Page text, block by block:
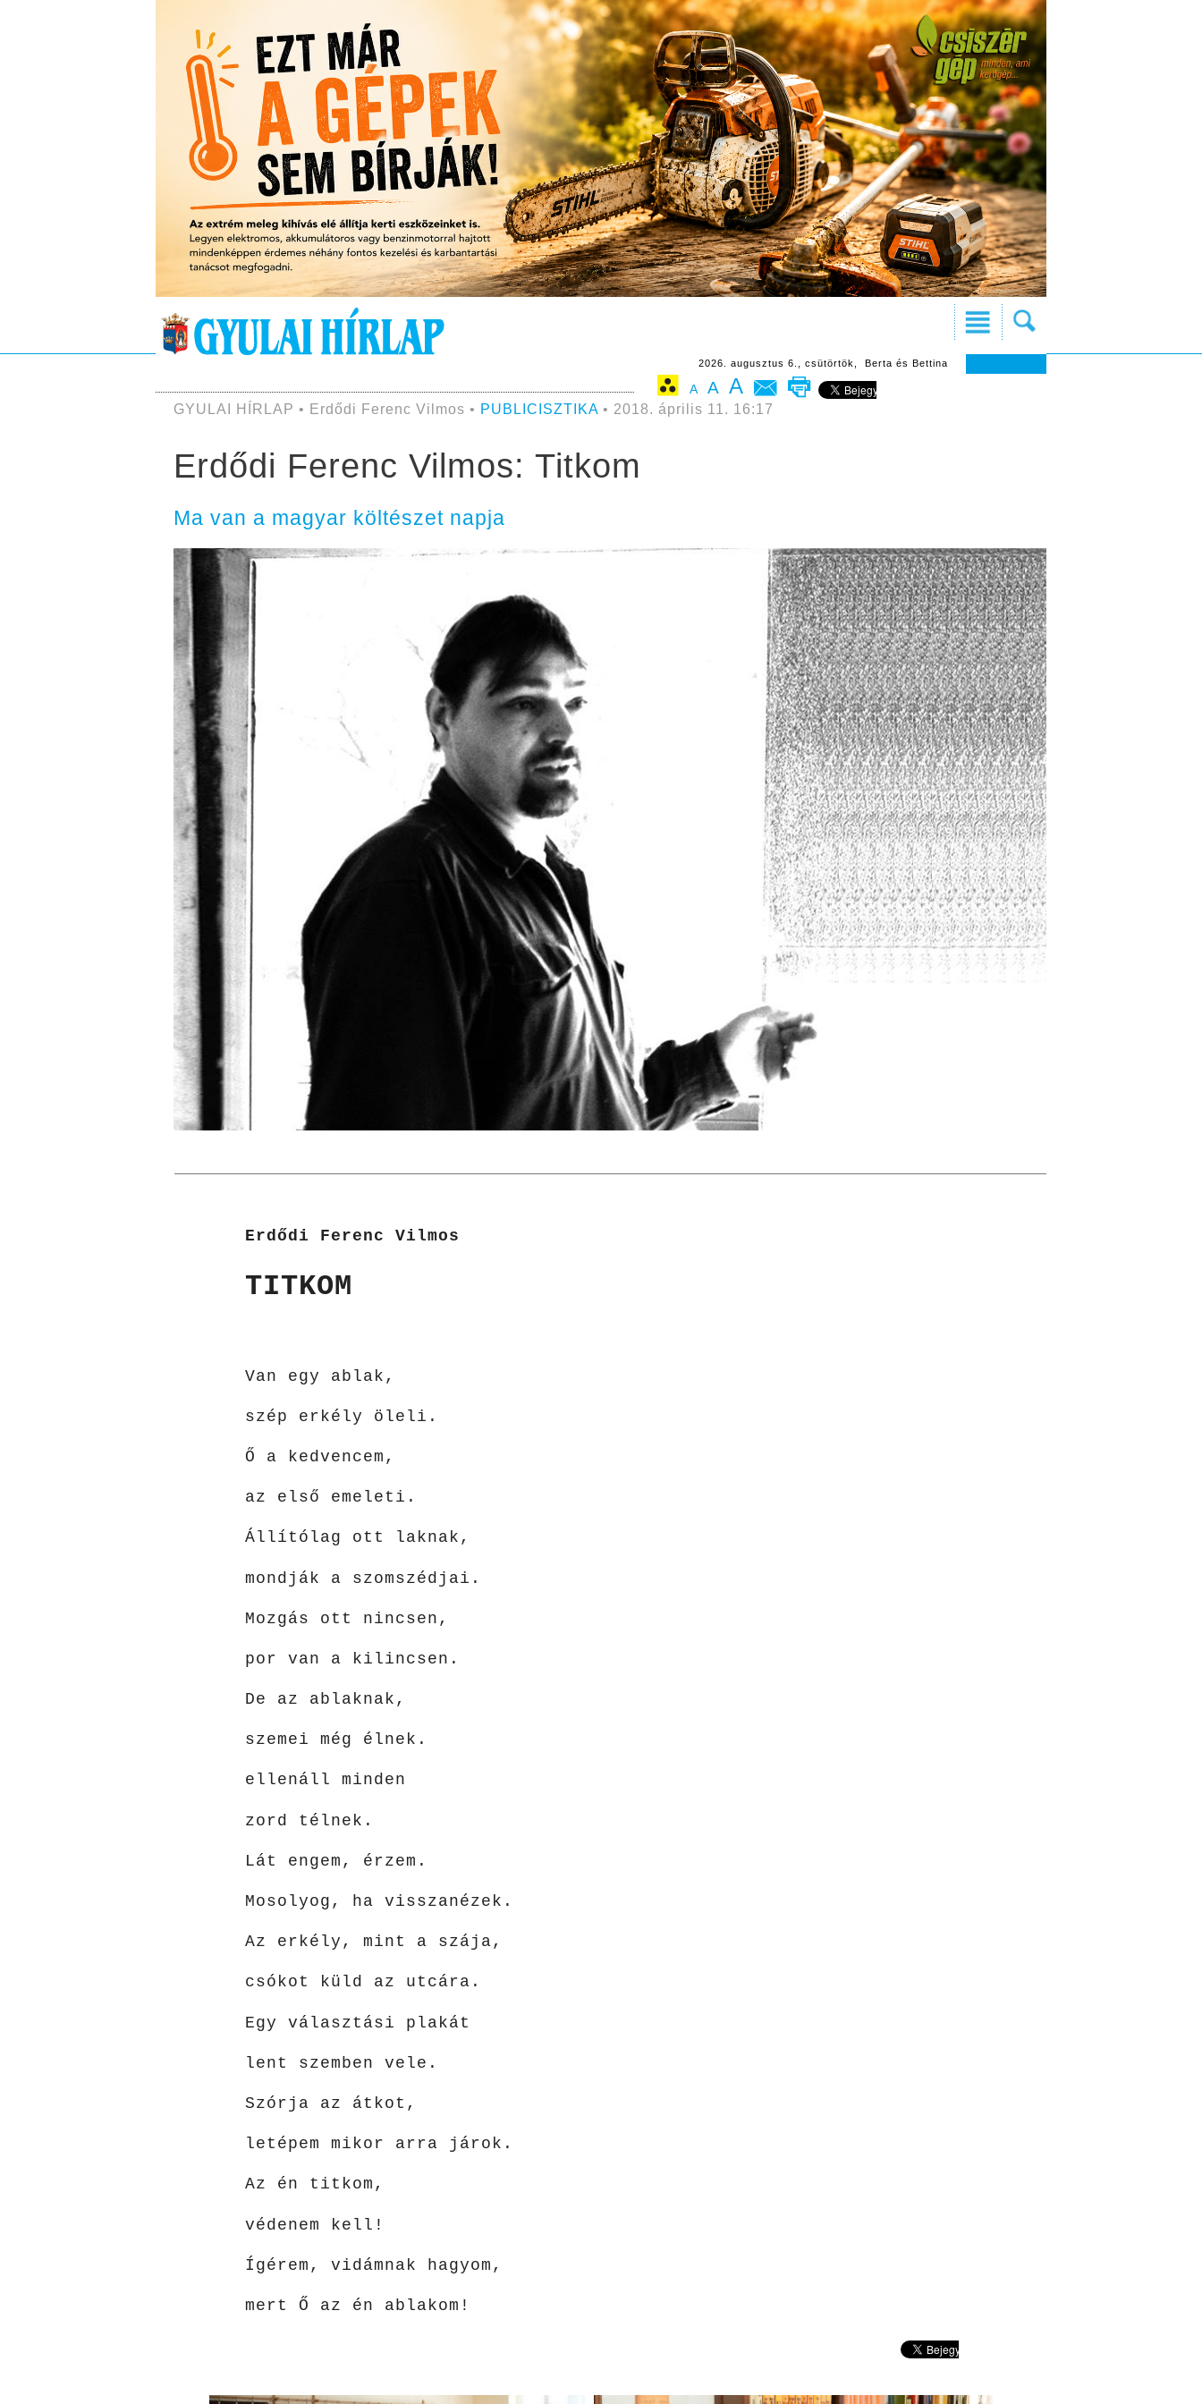
2026. augusztus 6., csütörtök, Berta és Bettina
A A A
GYULAI HÍRLAP • Erdődi Ferenc Vilmos • PUBLICISZTIKA• 2018. április 11. 16:17
Erdődi Ferenc Vilmos: Titkom
Ma van a magyar költészet napja
Erdődi Ferenc Vilmos
TITKOM
Van egy ablak,
szép erkély öleli.
Ő a kedvencem,
az első emeleti.
Állítólag ott laknak,
mondják a szomszédjai.
Mozgás ott nincsen,
por van a kilincsen.
De az ablaknak,
szemei még élnek.
ellenáll minden
zord télnek.
Lát engem, érzem.
Mosolyog, ha visszanézek.
Az erkély, mint a szája,
csókot küld az utcára.
Egy választási plakát
lent szemben vele.
Szórja az átkot,
letépem mikor arra járok.
Az én titkom,
védenem kell!
Ígérem, vidámnak hagyom,
mert Ő az én ablakom!